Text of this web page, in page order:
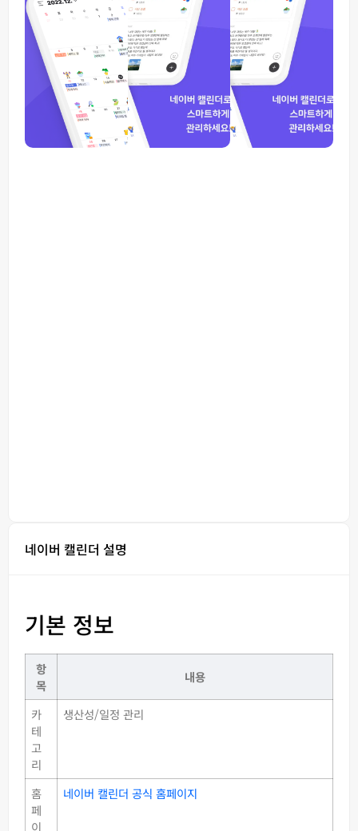
네이버 캘린더 설명
기본 정보
항
목
내용
카
테
고
리
생산성/일정 관리
홈
페
이
네이버 캘린더 공식 홈페이지